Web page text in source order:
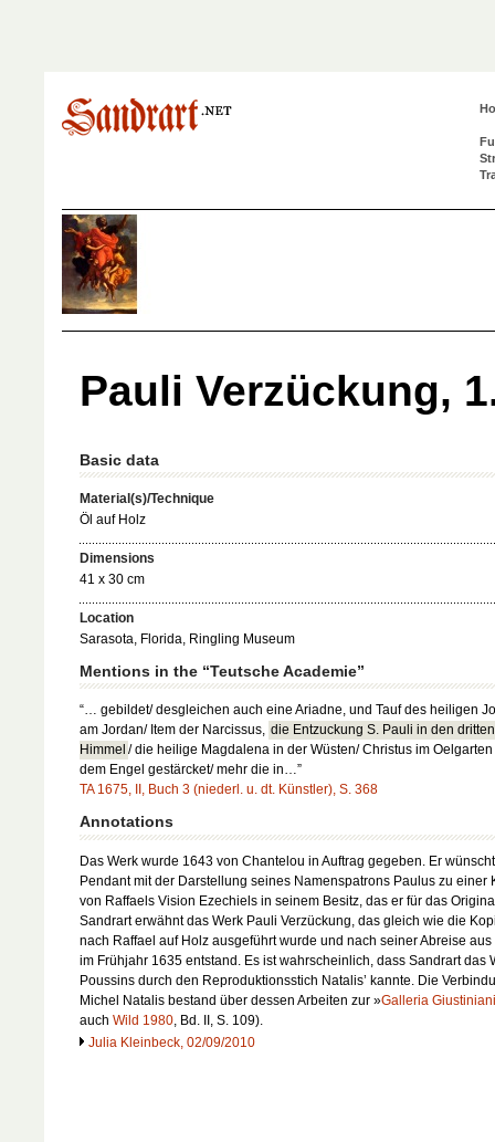
Pauli Verzückung,
Basic data
Material(s)/Technique
Öl auf Holz
Dimensions
41 x 30 cm
Location
Sarasota, Florida, Ringling Museum
Mentions in the “Teutsche Academie”
“… gebildet/ desgleichen auch eine Ariadne, und Tauf des heiligen
am Jordan/ Item der Narcissus, die Entzuckung S. Pauli in den dritten
Himmel / die heilige Magdalena in der Wüsten/ Christus im
dem Engel gestärcket/ mehr die in…”
TA 1675, II, Buch 3 (niederl. u. dt. Künstler), S. 368
Annotations
Das Werk wurde 1643 von Chantelou in Auftrag gegeben. Er
Pendant mit der Darstellung seines Namenspatrons Paulus zu einer
von Raffaels Vision Ezechiels in seinem Besitz, das er für das
Sandrart erwähnt das Werk Pauli Verzückung, das gleich wie die
nach Raffael auf Holz ausgeführt wurde und nach seiner Abreise aus
im Frühjahr 1635 entstand. Es ist wahrscheinlich, dass Sandrart das
Poussins durch den Reproduktionsstich Natalis’ kannte. Die
Michel Natalis bestand über dessen Arbeiten zur »Galleria Giustiniani
auch Wild 1980, Bd. II, S. 109).
Julia Kleinbeck, 02/09/2010